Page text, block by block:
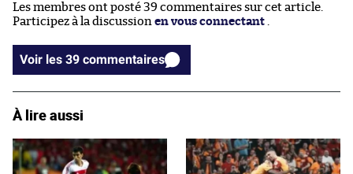
Les membres ont posté 39 commentaires sur cet article.
Participez à la discussion en vous connectant
Voir les 39 commentaires
À lire aussi